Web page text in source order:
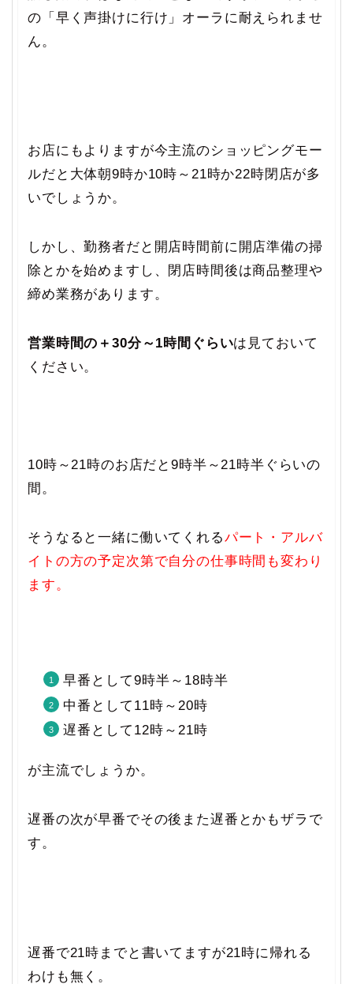
の「早く声掛けに行け」オーラに耐えられませ
ん。
お店にもよりますが今主流のショッピングモー
ルだと大体朝9時か10時～21時か22時閉店が多
いでしょうか。
しかし、勤務者だと開店時間前に開店準備の掃
除とかを始めますし、閉店時間後は商品整理や
締め業務があります。
営業時間の＋30分～1時間ぐらいは見ておいて
ください。
10時～21時のお店だと9時半～21時半ぐらいの
間。
そうなると一緒に働いてくれるパート・アルバ
イトの方の予定次第で自分の仕事時間も変わり
ます。
早番として9時半～18時半
中番として11時～20時
遅番として12時～21時
が主流でしょうか。
遅番の次が早番でその後また遅番とかもザラで
す。
遅番で21時までと書いてますが21時に帰れる
わけも無く。